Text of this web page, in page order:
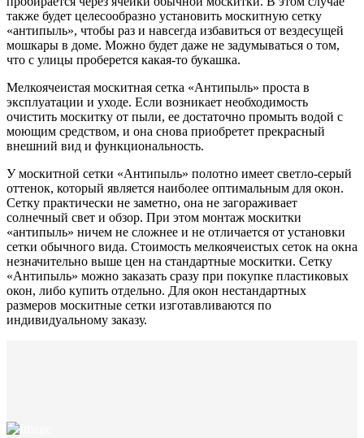
также будет целесообразно установить москитную сетку
«антипыль», чтобы раз и навсегда избавиться от вездесущей
мошкары в доме. Можно будет даже не задумываться о том,
что с улицы проберется какая-то букашка.
Мелкоячеистая москитная сетка «Антипыль» проста в
эксплуатации и уходе. Если возникает необходимость
очистить москитку от пыли, ее достаточно промыть водой с
моющим средством, и она снова приобретет прекрасный
внешний вид и функциональность.
У москитной сетки «Антипыль» полотно имеет светло-серый
оттенок, который является наиболее оптимальным для окон.
Сетку практически не заметно, она не загораживает
солнечный свет и обзор. При этом монтаж москитки
«антипыль» ничем не сложнее и не отличается от установки
сетки обычного вида. Стоимость мелкоячеистых сеток на окна
незначительно выше цен на стандартные москитки. Сетку
«Антипыль» можно заказать сразу при покупке пластиковых
окон, либо купить отдельно. Для окон нестандартных
размеров москитные сетки изготавливаются по
индивидуальному заказу.